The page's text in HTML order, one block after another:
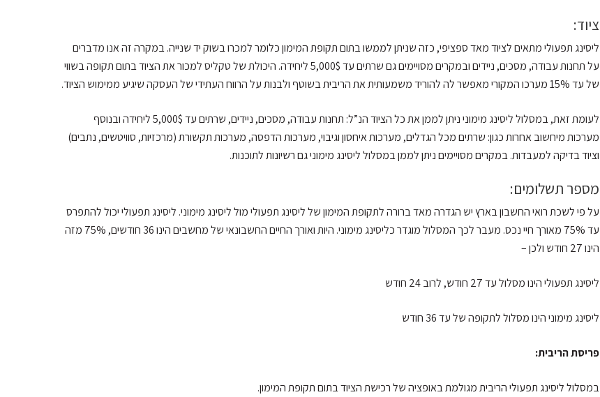
ציוד:
ליסינג תפעולי מתאים לציוד מאד ספציפי, כזה שניתן לממשו בתום תקופת המימון כלומר למכרו בשוק יד שנייה. במקרה זה אנו מדברים
על תחנות עבודה, מסכים, ניידים ובמקרים מסויימים גם שרתים עד 5,000$ ליחידה. היכולת של טקליס למכור את הציוד בתום תקופה בשווי
של עד 15% מערכו המקורי מאפשר לה להוריד משמעותית את הריבית בשוטף ולבנות על הרווח העתידי של העסקה שיגיע ממימוש הציוד.
לעומת זאת, במסלול ליסינג מימוני ניתן לממן את כל הציוד הנ”ל: תחנות עבודה, מסכים, ניידים, שרתים עד 5,000$ ליחידה ובנוסף
מערכות מיחשוב אחרות כגון: שרתים מכל הגדלים, מערכות איחסון וגיבוי, מערכות הדפסה, מערכות תקשורת (מרכזיות, סוויטשים, נתבים)
וציוד בדיקה למעבדות. במקרים מסויימים ניתן לממן במסלול ליסינג מימוני גם רשיונות לתוכנות.
מספר תשלומים:
על פי לשכת רואי החשבון בארץ יש הגדרה מאד ברורה לתקופת המימון של ליסינג תפעולי מול ליסינג מימוני. ליסינג תפעולי יכול להתפרס
עד 75% מאורך חיי נכס. מעבר לכך המסלול מוגדר כליסינג מימוני. היות ואורך החיים החשבונאי של מחשבים הינו 36 חודשים, 75% מזה
הינו 27 חודש ולכן –
ליסינג תפעולי הינו מסלול עד 27 חודש, לרוב 24 חודש
ליסינג מימוני הינו מסלול לתקופה של עד 36 חודש
פריסת הריבית:
במסלול ליסינג תפעולי הריבית מגולמת באופציה של רכישת הציוד בתום תקופת המימון.